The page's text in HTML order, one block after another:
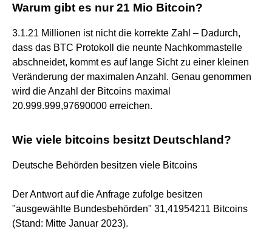
Warum gibt es nur 21 Mio Bitcoin?
3.1.21 Millionen ist nicht die korrekte Zahl – Dadurch,
dass das BTC Protokoll die neunte Nachkommastelle
abschneidet, kommt es auf lange Sicht zu einer kleinen
Veränderung der maximalen Anzahl. Genau genommen
wird die Anzahl der Bitcoins maximal
20.999.999,97690000 erreichen.
Wie viele bitcoins besitzt Deutschland?
Deutsche Behörden besitzen viele Bitcoins
Der Antwort auf die Anfrage zufolge besitzen
"ausgewählte Bundesbehörden" 31,41954211 Bitcoins
(Stand: Mitte Januar 2023).